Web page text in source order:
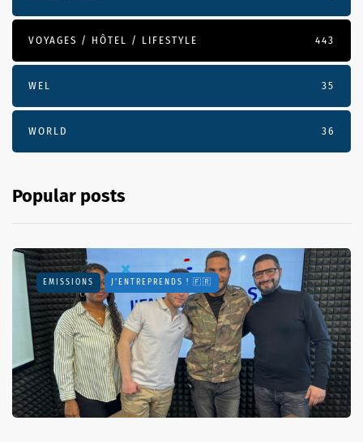
VOYAGES / HÔTEL / LIFESTYLE 443
WEL 35
WORLD 36
Popular posts
EMISSIONS J'ENTREPRENDS ! 🇫🇷